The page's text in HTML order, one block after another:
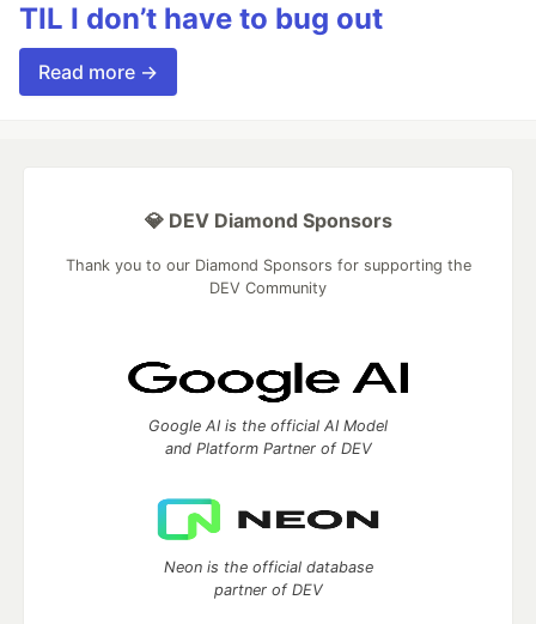
TIL I don’t have to bug out
Read more →
💎 DEV Diamond Sponsors
Thank you to our Diamond Sponsors for supporting the
DEV Community
Google AI is the official AI Model
and Platform Partner of DEV
Neon is the official database
partner of DEV